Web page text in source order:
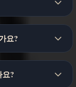
요?
?